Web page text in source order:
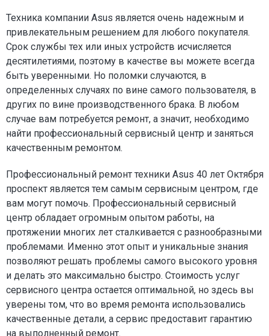
Техника компании Asus является очень надежным и
привлекательным решением для любого покупателя.
Срок службы тех или иных устройств исчисляется
десятилетиями, поэтому в качестве вы можете всегда
быть уверенными. Но поломки случаются, в
определенных случаях по вине самого пользователя, в
других по вине производственного брака. В любом
случае вам потребуется ремонт, а значит, необходимо
найти профессиональный сервисный центр и заняться
качественным ремонтом.
Профессиональный ремонт техники Asus 40 лет Октября
проспект является тем самым сервисным центром, где
вам могут помочь. Профессиональный сервисный
центр обладает огромным опытом работы, на
протяжении многих лет сталкивается с разнообразными
проблемами. Именно этот опыт и уникальные знания
позволяют решать проблемы самого высокого уровня
и делать это максимально быстро. Стоимость услуг
сервисного центра остается оптимальной, но здесь вы
уверены том, что во время ремонта использовались
качественные детали, а сервис предоставит гарантию
на выполненный ремонт.